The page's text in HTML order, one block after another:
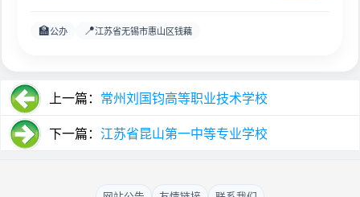
🏫公办 📍江苏省无锡市惠山区钱藕
上一篇： 常州刘国钧高等职业技术学校
下一篇： 江苏省昆山第一中等专业学校